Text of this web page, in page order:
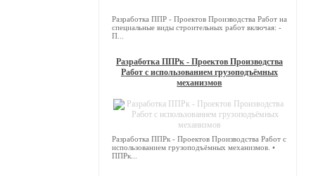
Разработка ППР - Проектов Производства Работ на
специальные виды строительных работ включая: -
П...
Разработка ППРк - Проектов Производства
Работ с использованием грузоподъёмных
механизмов
Разработка ППРк - Проектов Производства Работ с
использованием грузоподъёмных механизмов. •
ППРк...